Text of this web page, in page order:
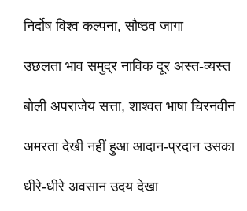
निर्दोष विश्व कल्पना, सौष्ठव जागा
उछलता भाव समुद्र नाविक दूर अस्त-व्यस्त
बोली अपराजेय सत्ता, शाश्वत भाषा चिरनवीन
अमरता देखी नहीं हुआ आदान-प्रदान उसका
धीरे-धीरे अवसान उदय देखा